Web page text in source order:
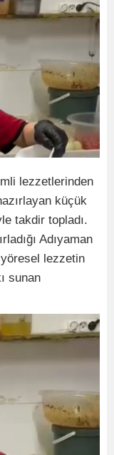
lezzetlerinden
küçük
takdir topladı.
Adıyaman
lezzetin
sunan